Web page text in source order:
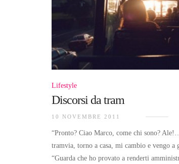
Lifestyle
Discorsi da tram
10 NOVEMBRE 2011
“Pronto? Ciao Marco, come chi sono?
tramvia, torno a casa, mi cambio e vengo a
“Guarda che ho provato a renderti